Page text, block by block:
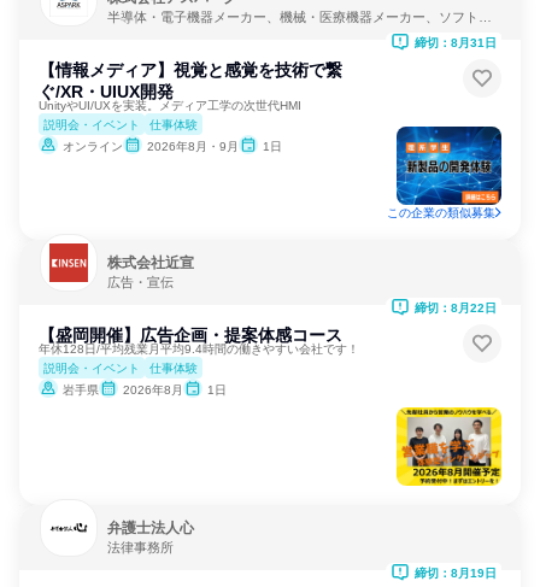
半導体・電子機器メーカー、機械・医療機器メーカー、ソフトウ
【情報メディア】視覚と感覚を技術で繋
ぐ/XR・UIUX開発
UnityやUI/UXを実装。メディア工学の次世代HMI
説明会・イベント
仕事体験
オンライン
2026年8月・9月 1日
締切：8月31日
この企業の類似募集
株式会社近宣
広告・宣伝
【盛岡開催】広告企画・提案体感コース
年休128日/平均残業月平均9.4時間の働きやすい会社です！
説明会・イベント
仕事体験
岩手県
2026年8月 1日
締切：8月22日
弁護士法人心
法律事務所
締切：8月19日